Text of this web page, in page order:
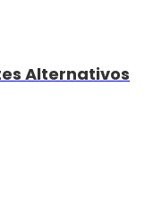
Alternativos